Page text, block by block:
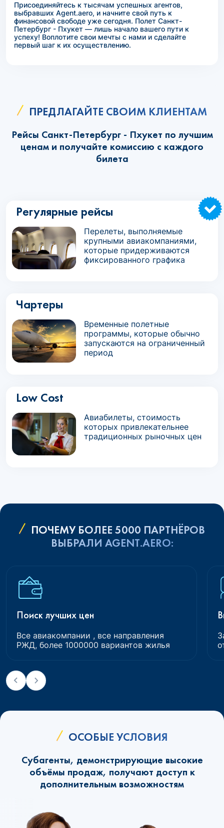
Присоединяйтесь к тысячам успешных агентов,
выбравших Agent.aero, и начните свой путь к
финансовой свободе уже сегодня. Полет Санкт-
Петербург - Пхукет — лишь начало вашего пути к
успеху! Воплотите свои мечты с нами и сделайте
первый шаг к их осуществлению.
ПРЕДЛАГАЙТЕ СВОИМ КЛИЕНТАМ
Рейсы Санкт-Петербург - Пхукет по лучшим
ценам и получайте комиссию с каждого
билета
Регулярные рейсы
Перелеты, выполняемые
крупными авиакомпаниями,
которые придерживаются
фиксированного графика
Чартеры
Временные полетные
программы, которые обычно
запускаются на ограниченный
период
Low Cost
Авиабилеты, стоимость
которых привлекательнее
традиционных рыночных цен
ПОЧЕМУ БОЛЕЕ 5000 ПАРТНЁРОВ
ВЫБРАЛИ AGENT.AERO:
Поиск лучших цен
Все авиакомпании , все направления
РЖД, более 1000000 вариантов жилья
ОСОБЫЕ УСЛОВИЯ
Субагенты, демонстрирующие высокие
объёмы продаж, получают доступ к
дополнительным возможностям